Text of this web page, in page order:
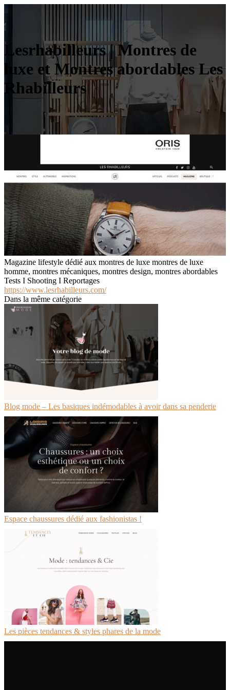
Lesrha­bil­leurs | Montres de
luxe et Montres abordables Les
Rhabilleurs
Magazine lifestyle dédié aux montres de luxe montres de luxe
homme, montres mécaniques, montres design, montres abordables
Tests I Shooting I Reportages
https://www.lesrhabilleurs.com/
Dans la même catégorie
Blog mode – Les basiques indémodables à avoir dans sa penderie
Espace chaussures dédié aux fashionistas !
Les pièces tendances & styles phares de la mode